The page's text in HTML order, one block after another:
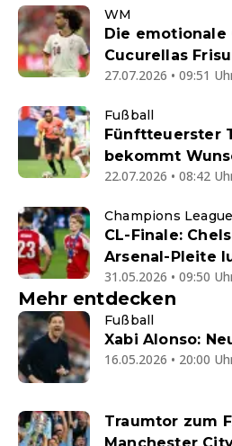
WM
Die
Cucurellas
27.07.2026 • 09:51
Fußball
Fünftteuerster
bekommt
22.07.2026 • 08:42
Champions League
CL-Finale:
Arsenal-Pleite
31.05.2026 • 09:50
Mehr entdecken
Fußball
Xabi Alonso:
16.05.2026 • 20:00
Traumtor zum